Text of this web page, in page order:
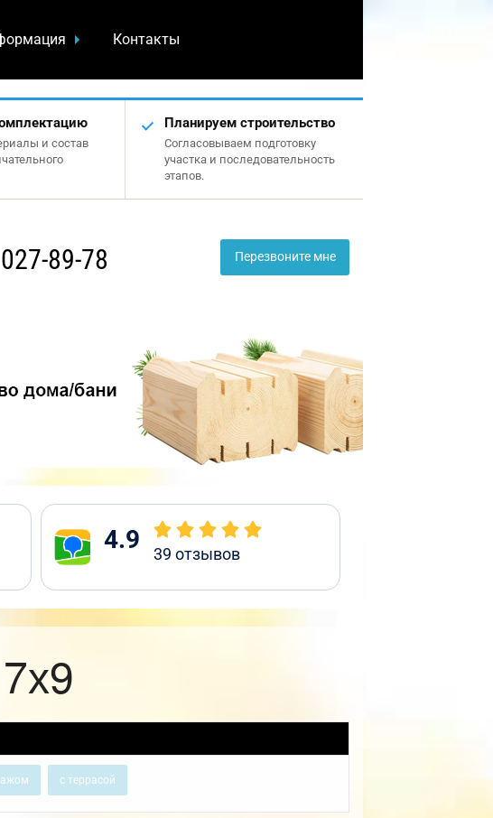
Контакты
и состав
Планируем строительство
Согласовываем подготовку
участка и последовательность
этапов.
89-78 Перезвоните мне
4.9 39 отзывов
с террасой